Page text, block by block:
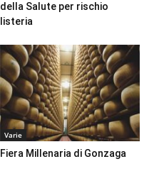
della Salute per rischio
listeria
Varie
Fiera Millenaria di Gonzaga